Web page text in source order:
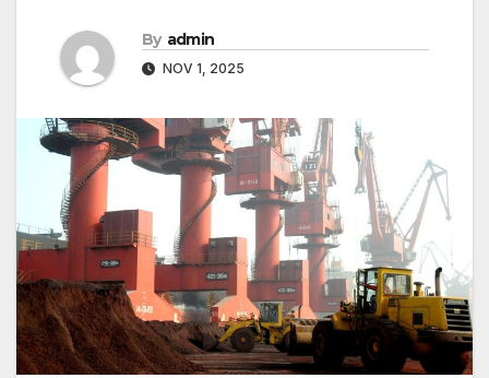
By admin
NOV 1, 2025